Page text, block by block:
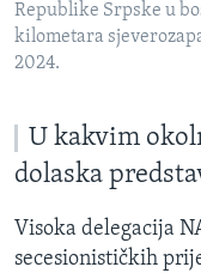
Republike Srpske u
kilometara
2024.
U kakvim
dolaska
Visoka delegacija
secesionističkih